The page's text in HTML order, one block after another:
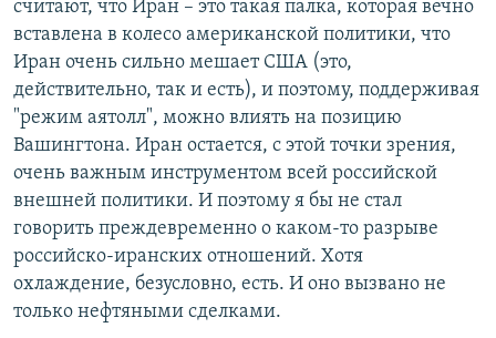
считают, что Иран – это такая палка, которая вечно
вставлена в колесо американской политики, что
Иран очень сильно мешает США (это,
действительно, так и есть), и поэтому, поддерживая
"режим аятолл", можно влиять на позицию
Вашингтона. Иран остается, с этой точки зрения,
очень важным инструментом всей российской
внешней политики. И поэтому я бы не стал
говорить преждевременно о каком-то разрыве
российско-иранских отношений. Хотя
охлаждение, безусловно, есть. И оно вызвано не
только нефтяными сделками.